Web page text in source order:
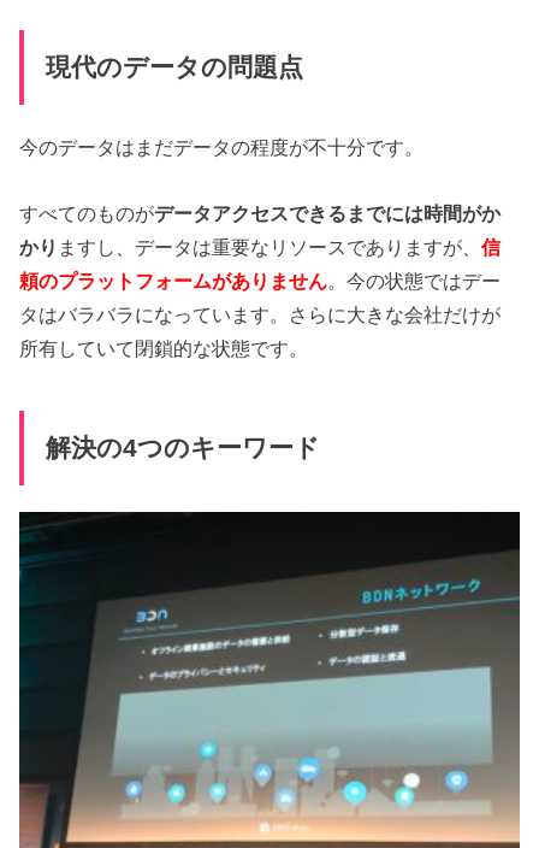
現代のデータの問題点
今のデータはまだデータの程度が不十分です。
すべてのものがデータアクセスできるまでには時間がか
かり ますし、データは重要なリソースでありますが、信
頼のプラットフォームがありません。今の状態ではデー
タはバラバラになっています。さらに大きな会社だけが
所有していて閉鎖的な状態です。
解決の4つのキーワード